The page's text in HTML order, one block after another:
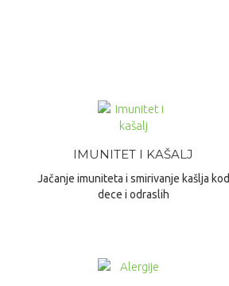
IMUNITET I KAŠALJ
Jačanje imuniteta i smirivanje kašlja kod
dece i odraslih